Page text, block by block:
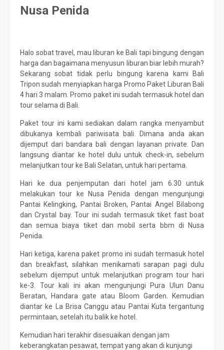
Nusa Penida
Halo sobat travel, mau liburan ke Bali tapi bingung dengan
harga dan bagaimana menyusun liburan biar lebih murah?
Sekarang sobat tidak perlu bingung karena kami Bali
Tripon sudah menyiapkan harga Promo Paket Liburan Bali
4 hari 3 malam. Promo paket ini sudah termasuk hotel dan
tour selama di Bali.
Paket tour ini kami sediakan dalam rangka menyambut
dibukanya kembali pariwisata bali. Dimana anda akan
dijemput dari bandara bali dengan layanan private. Dan
langsung diantar ke hotel dulu untuk check-in, sebelum
melanjutkan tour ke Bali Selatan, untuk hari pertama.
Hari ke dua penjemputan dari hotel jam 6.30 untuk
melakukan tour ke Nusa Penida dengan mengunjungi
Pantai Kelingking, Pantai Broken, Pantai Angel Bilabong
dan Crystal bay. Tour ini sudah termasuk tiket fast boat
dan semua biaya tiket dan mobil serta bbm di Nusa
Penida.
Hari ketiga, karena paket promo ini sudah termasuk hotel
dan breakfast, silahkan menikamati sarapan pagi dulu
sebelum dijemput untuk melanjutkan program tour hari
ke-3. Tour kali ini akan mengunjungi Pura Ulun Danu
Beratan, Handara gate atau Bloom Garden. Kemudian
diantar ke La Brisa Canggu atau Pantai Kuta tergantung
permintaan, setelah itu balik ke hotel.
Kemudian hari terakhir disesuaikan dengan jam
keberangkatan pesawat, tempat yang akan di kunjungi